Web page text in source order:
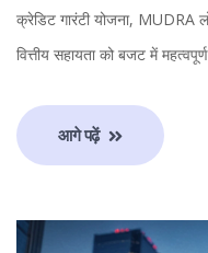
क्रेडिट गारंटी योजना, MUDRA
वित्तीय सहायता को बजट में
आगे पढ़ें